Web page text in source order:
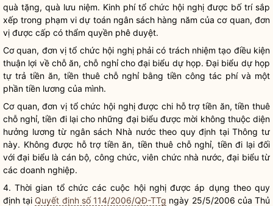
quà tặng, quà lưu niệm. Kinh phí tổ chức hội nghị được bố trí sắp
xếp trong phạm vi dự toán ngân sách hàng năm của cơ quan, đơn
vị được cấp có thẩm quyền phê duyệt.
Cơ quan, đơn vị tổ chức hội nghị phải có trách nhiệm tạo điều kiện
thuận lợi về chỗ ăn, chỗ nghỉ cho đại biểu dự họp. Đại biểu dự họp
tự trả tiền ăn, tiền thuê chỗ nghỉ bằng tiền công tác phívà một
phần tiền lương của mình.
Cơ quan, đơn vị tổ chức hội nghị được chi hỗ trợ tiền ăn, tiền thuê
chỗ nghỉ, tiền đi lại cho những đại biểu được mời không thuộc diện
hưởng lương từ ngân sách Nhà nước theo quy định tại Thông tư
này. Không được hỗ trợ tiền ăn, tiền thuê chỗ nghỉ, tiền đi lại đối
với đại biểu là cán bộ, công chức, viên chức nhà nước, đại biểu từ
các doanh nghiệp.
4. Thời gian tổ chức các cuộc hội nghị được áp dụng theo quy
định tại Quyết định số 114/2006/QĐ-TTg ngày 25/5/2006 của Thủ